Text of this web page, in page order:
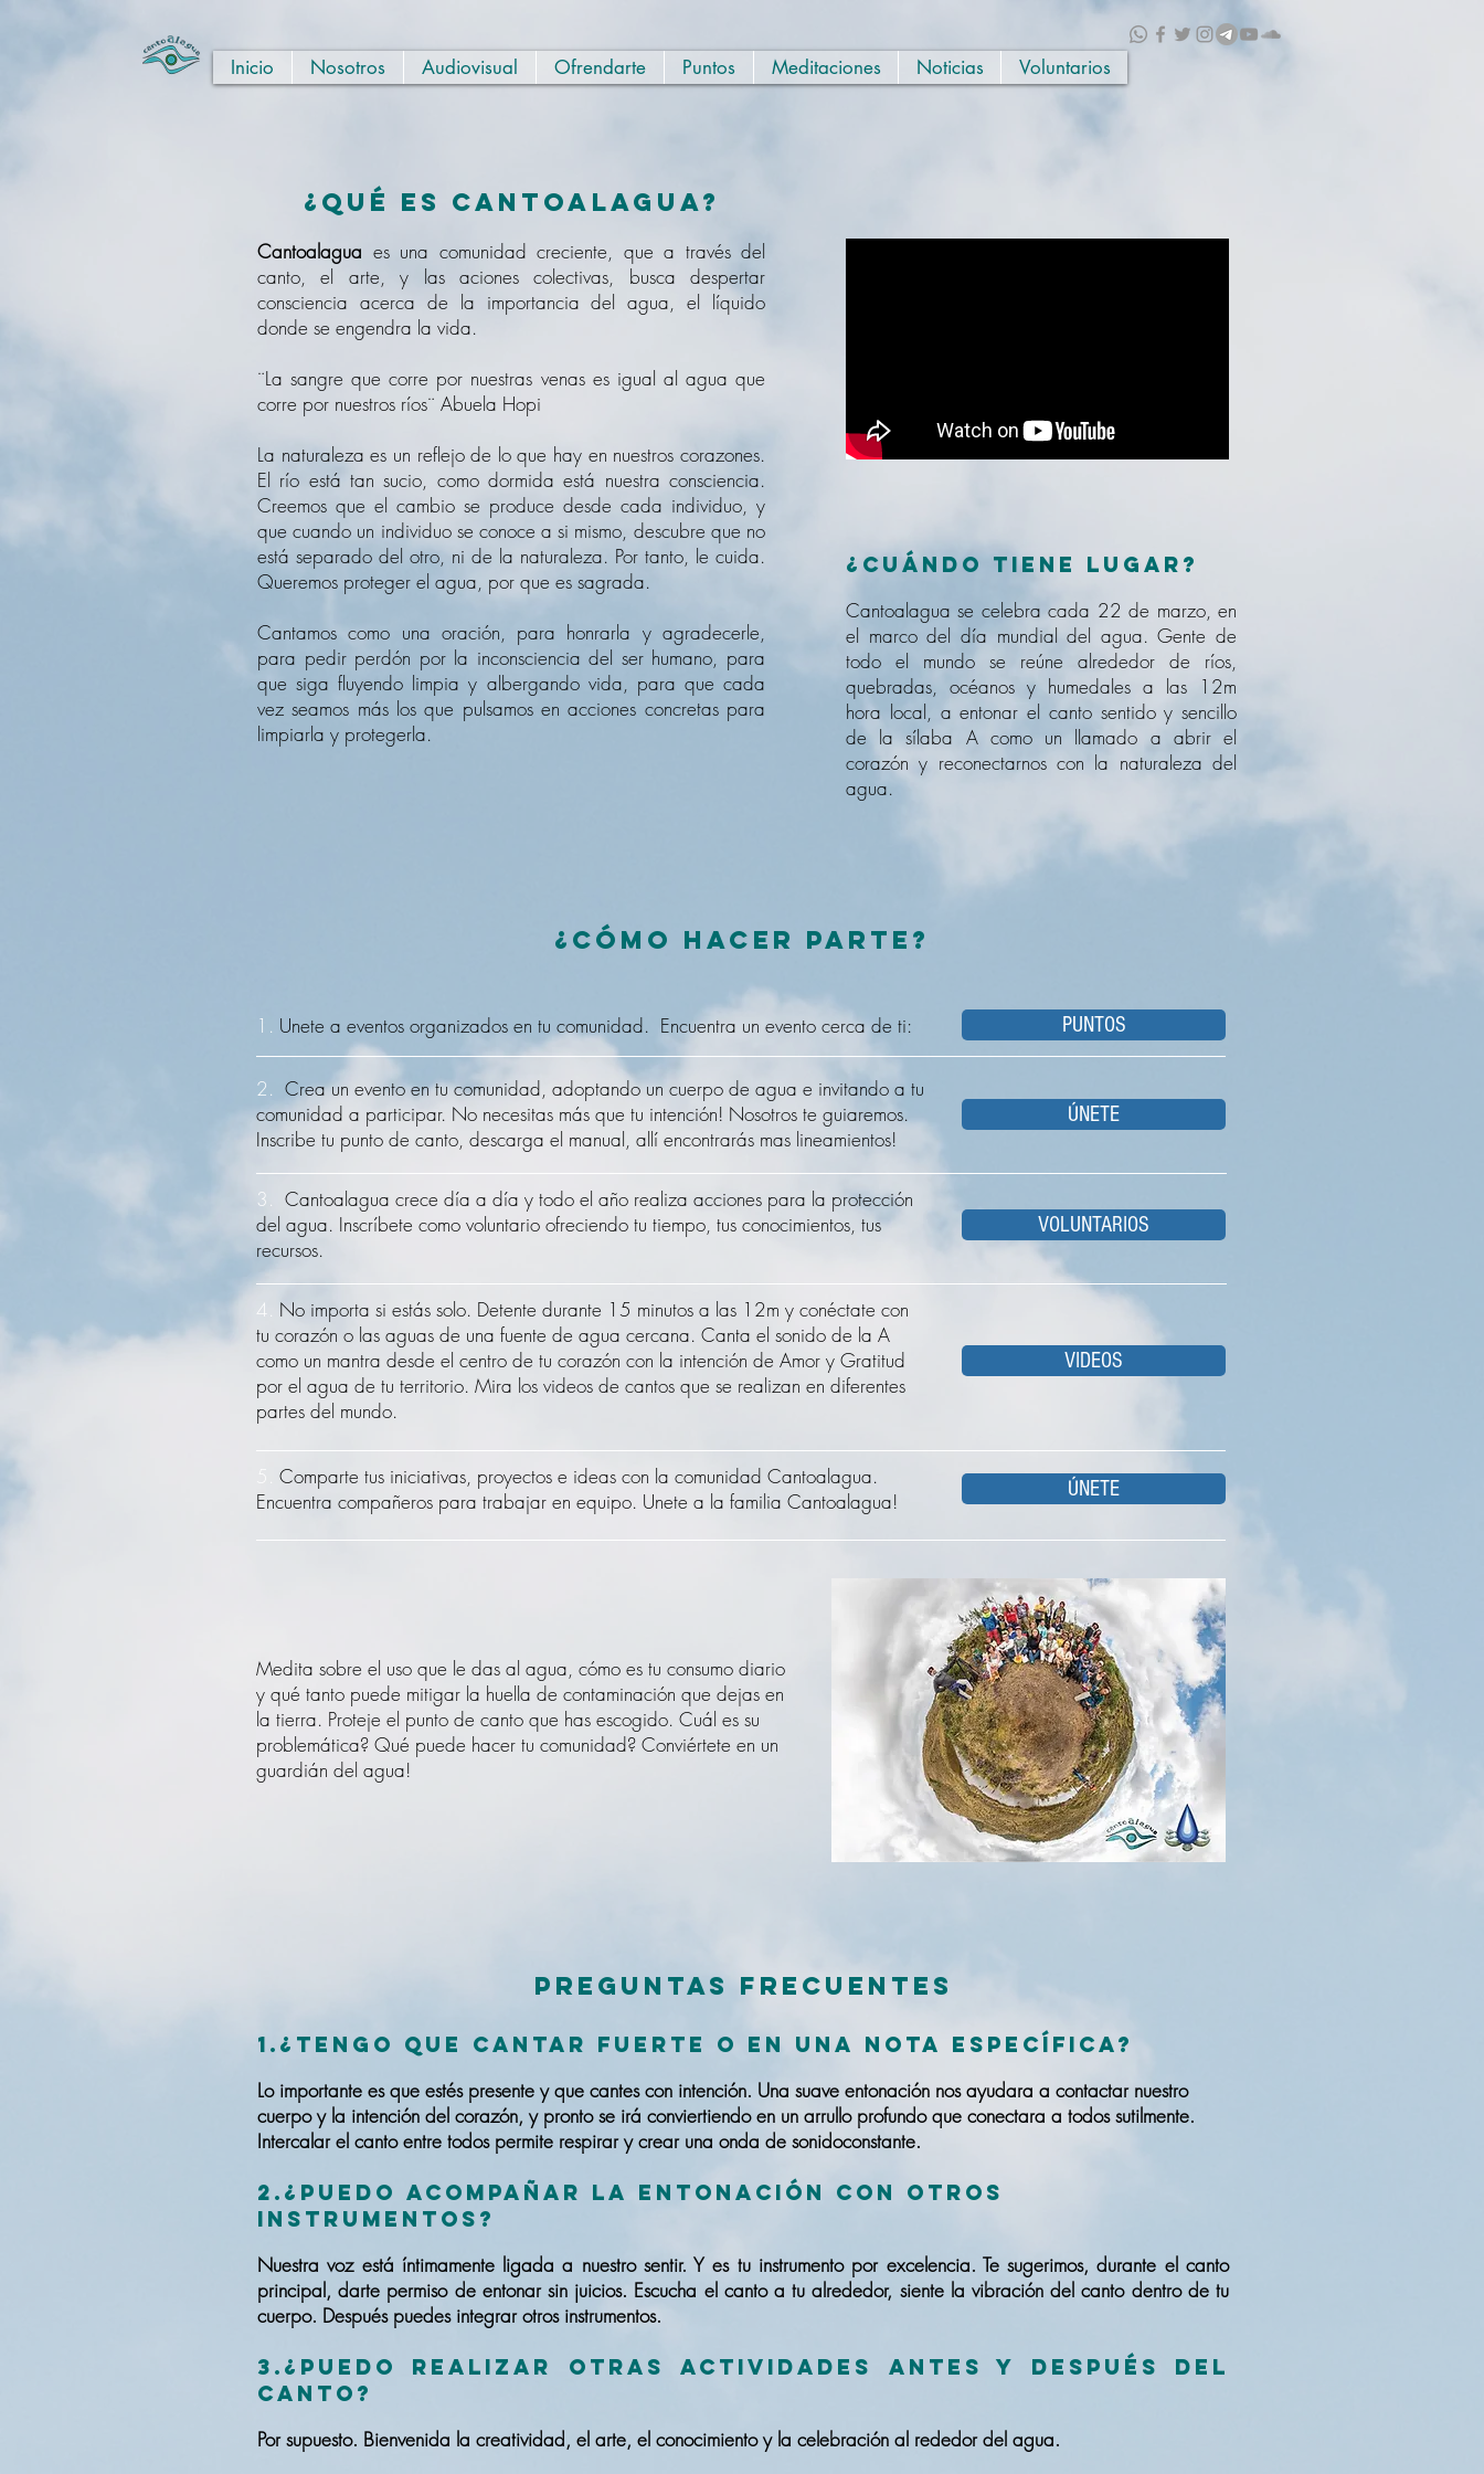
Inicio Nosotros Audiovisual Ofrendarte Puntos Meditaciones Noticias Voluntarios
¿Qué es Cantoalagua?
Cantoalagua es una comunidad creciente, que a través del
canto, el arte, y las aciones colectivas, busca despertar
consciencia acerca de la importancia del agua, el líquido
donde se engendra la vida.
¨La sangre que corre por nuestras venas es igual al agua que
corre por nuestros ríos¨ Abuela Hopi
La naturaleza es un reflejo de lo que hay en nuestros corazones.
El río está tan sucio, como dormida está nuestra consciencia.
Creemos que el cambio se produce desde cada individuo, y
que cuando un individuo se conoce a si mismo, descubre que no
está separado del otro, ni de la naturaleza. Por tanto, le cuida.
Queremos proteger el agua, por que es sagrada.
Cantamos como una oración, para honrarla y agradecerle,
para pedir perdón por la inconsciencia del ser humano, para
que siga fluyendo limpia y albergando vida, para que cada
vez seamos más los que pulsamos en acciones concretas para
limpiarla y protegerla.
¿Cuándo tiene lugar?
Cantoalagua se celebra cada 22 de marzo, en
el marco del día mundial del agua. Gente de
todo el mundo se reúne alrededor de ríos,
quebradas, océanos y humedales a las 12m
hora local, a entonar el canto sentido y sencillo
de la sílaba A como un llamado a abrir el
corazón y reconectarnos con la naturaleza del
agua.
¿Cómo hacer parte?
1. Unete a eventos organizados en tu comunidad. Encuentra un evento cerca de ti: PUNTOS
2. Crea un evento en tu comunidad, adoptando un cuerpo de agua e invitando a tu
comunidad a participar. No necesitas más que tu intención! Nosotros te guiaremos.
Inscribe tu punto de canto, descarga el manual, allí encontrarás mas lineamientos!
ÚNETE
3. Cantoalagua crece día a día y todo el año realiza acciones para la protección
del agua. Inscríbete como voluntario ofreciendo tu tiempo, tus conocimientos, tus
recursos.
VOLUNTARIOS
4. No importa si estás solo. Detente durante 15 minutos a las 12m y conéctate con
tu corazón o las aguas de una fuente de agua cercana. Canta el sonido de la A
como un mantra desde el centro de tu corazón con la intención de Amor y Gratitud
por el agua de tu territorio. Mira los videos de cantos que se realizan en diferentes
partes del mundo.
VIDEOS
5. Comparte tus iniciativas, proyectos e ideas con la comunidad Cantoalagua.
Encuentra compañeros para trabajar en equipo. Unete a la familia Cantoalagua!
ÚNETE
Medita sobre el uso que le das al agua, cómo es tu consumo diario
y qué tanto puede mitigar la huella de contaminación que dejas en
la tierra. Proteje el punto de canto que has escogido. Cuál es su
problemática? Qué puede hacer tu comunidad? Conviértete en un
guardián del agua!
Preguntas frecuentes
1.¿Tengo que cantar fuerte o en una nota específica?
Lo importante es que estés presente y que cantes con intención. Una suave entonación nos ayudara a contactar nuestro
cuerpo y la intención del corazón, y pronto se irá conviertiendo en un arrullo profundo que conectara a todos sutilmente.
Intercalar el canto entre todos permite respirar y crear una onda de sonidoconstante.
2.¿Puedo acompañar la entonación con otros
instrumentos?
Nuestra voz está íntimamente ligada a nuestro sentir. Y es tu instrumento por excelencia. Te sugerimos, durante el canto
principal, darte permiso de entonar sin juicios. Escucha el canto a tu alrededor, siente la vibración del canto dentro de tu
cuerpo. Después puedes integrar otros instrumentos.
3.¿Puedo realizar otras actividades antes y después del
canto?
Por supuesto. Bienvenida la creatividad, el arte, el conocimiento y la celebración al rededor del agua.